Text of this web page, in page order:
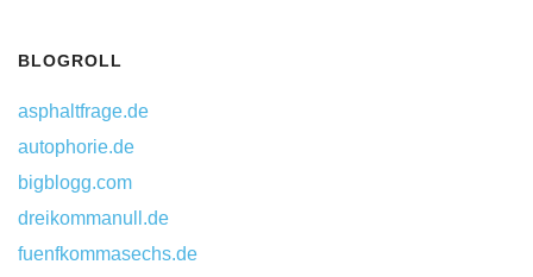
BLOGROLL
asphaltfrage.de
autophorie.de
bigblogg.com
dreikommanull.de
fuenfkommasechs.de